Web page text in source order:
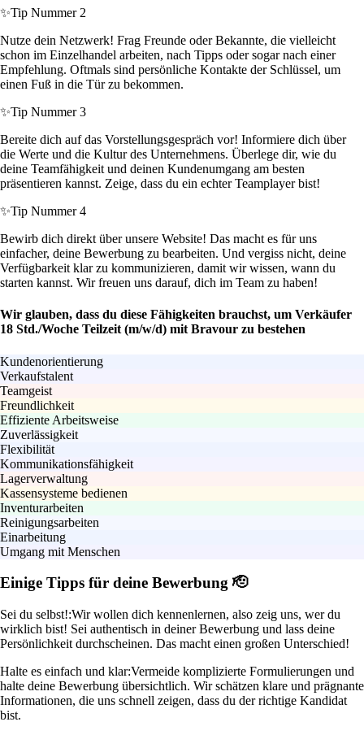
✨Tip Nummer 2
Nutze dein Netzwerk! Frag Freunde oder Bekannte, die vielleicht
schon im Einzelhandel arbeiten, nach Tipps oder sogar nach einer
Empfehlung. Oftmals sind persönliche Kontakte der Schlüssel, um
einen Fuß in die Tür zu bekommen.
✨Tip Nummer 3
Bereite dich auf das Vorstellungsgespräch vor! Informiere dich über
die Werte und die Kultur des Unternehmens. Überlege dir, wie du
deine Teamfähigkeit und deinen Kundenumgang am besten
präsentieren kannst. Zeige, dass du ein echter Teamplayer bist!
✨Tip Nummer 4
Bewirb dich direkt über unsere Website! Das macht es für uns
einfacher, deine Bewerbung zu bearbeiten. Und vergiss nicht, deine
Verfügbarkeit klar zu kommunizieren, damit wir wissen, wann du
starten kannst. Wir freuen uns darauf, dich im Team zu haben!
Wir glauben, dass du diese Fähigkeiten brauchst, um Verkäufer
18 Std./Woche Teilzeit (m/w/d) mit Bravour zu bestehen
Kundenorientierung
Verkaufstalent
Teamgeist
Freundlichkeit
Effiziente Arbeitsweise
Zuverlässigkeit
Flexibilität
Kommunikationsfähigkeit
Lagerverwaltung
Kassensysteme bedienen
Inventurarbeiten
Reinigungsarbeiten
Einarbeitung
Umgang mit Menschen
Einige Tipps für deine Bewerbung 🫡
Sei du selbst!:Wir wollen dich kennenlernen, also zeig uns, wer du
wirklich bist! Sei authentisch in deiner Bewerbung und lass deine
Persönlichkeit durchscheinen. Das macht einen großen Unterschied!
Halte es einfach und klar:Vermeide komplizierte Formulierungen und
halte deine Bewerbung übersichtlich. Wir schätzen klare und prägnante
Informationen, die uns schnell zeigen, dass du der richtige Kandidat
bist.